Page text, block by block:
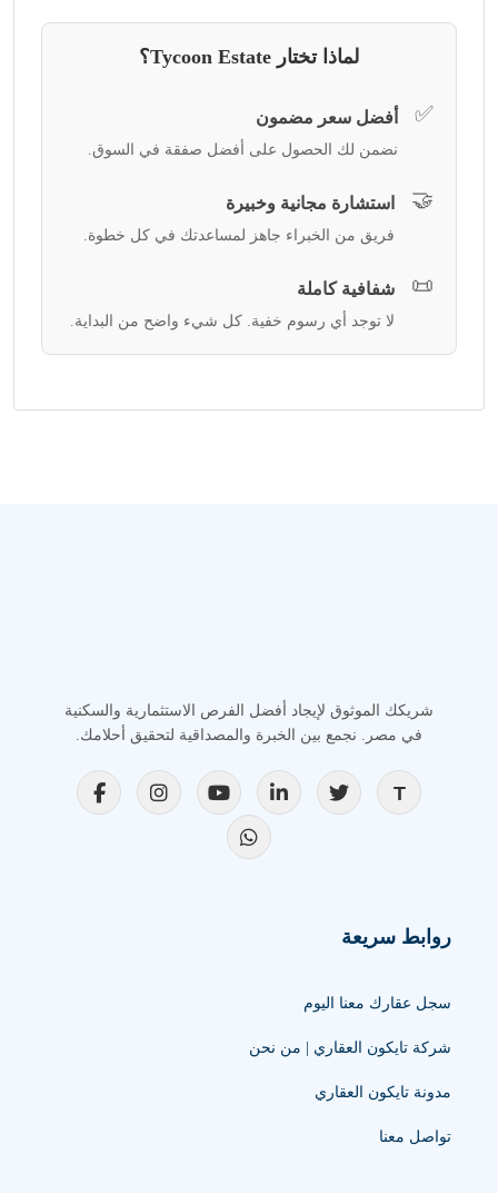
لماذا تختار Tycoon Estate؟
✅ أفضل سعر مضمون
نضمن لك الحصول على أفضل صفقة في السوق.
🤝 استشارة مجانية وخبيرة
فريق من الخبراء جاهز لمساعدتك في كل خطوة.
📜 شفافية كاملة
لا توجد أي رسوم خفية. كل شيء واضح من البداية.
شريكك الموثوق لإيجاد أفضل الفرص الاستثمارية والسكنية
في مصر. نجمع بين الخبرة والمصداقية لتحقيق أحلامك.
روابط سريعة
سجل عقارك معنا اليوم
شركة تايكون العقاري | من نحن
مدونة تايكون العقاري
تواصل معنا